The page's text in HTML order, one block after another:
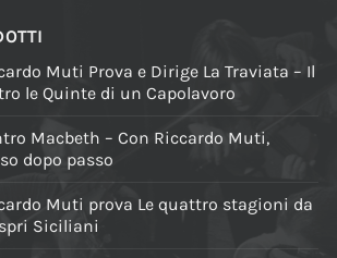
Muti Prova e Dirige La Traviata – Il
le Quinte di un Capolavoro
Macbeth – Con Riccardo Muti,
dopo passo
Muti prova Le quattro stagioni da
Siciliani